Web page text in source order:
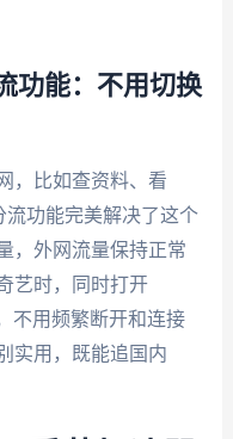
功能：不用切换
，比如查资料、看
流功能完美解决了这个
，外网流量保持正常
艺时，同时打开
不用频繁断开和连接
实用，既能追国内